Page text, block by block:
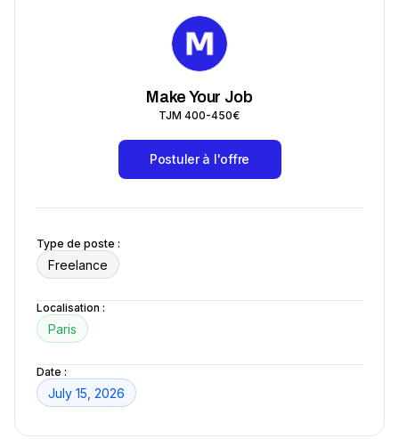
Make Your Job
TJM 400-450€
Postuler à l'offre
Type de poste :
Freelance
Localisation :
Paris
Date :
July 15, 2026